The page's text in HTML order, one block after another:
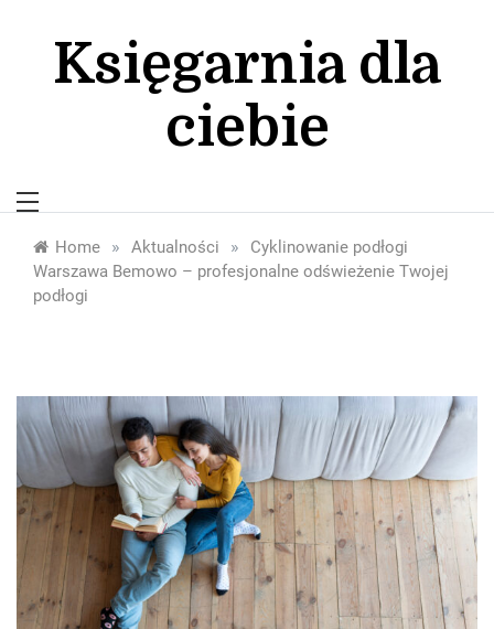
Księgarnia dla
ciebie
Home » Aktualności »
Cyklinowanie podłogi
Warszawa Bemowo – profesjonalne odświeżenie Twojej
podłogi